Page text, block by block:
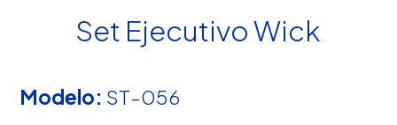
Set Ejecutivo Wick
Modelo: ST-056